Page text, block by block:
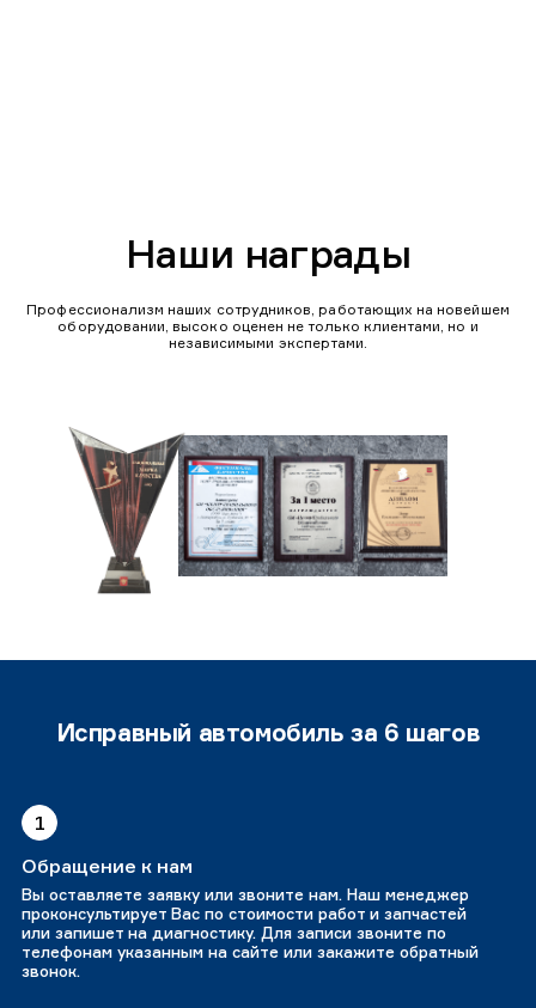
Наши награды
Профессионализм наших сотрудников, работающих на новейшем
оборудовании, высоко оценен не только клиентами, но и
независимыми экспертами.
Исправный автомобиль за 6 шагов
1
Обращение к нам
Вы оставляете заявку или звоните нам. Наш менеджер
проконсультирует Вас по стоимости работ и запчастей
или запишет на диагностику. Для записи звоните по
телефонам указанным на сайте или закажите обратный
звонок.